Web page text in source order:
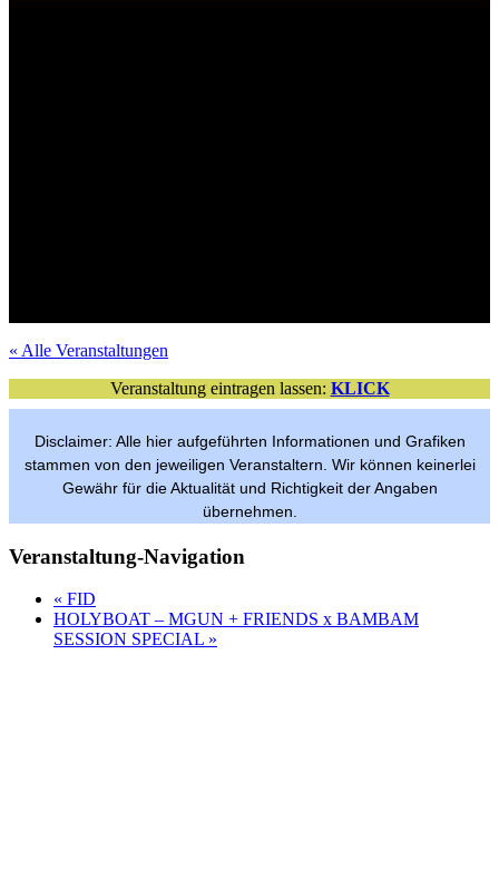
« Alle Veranstaltungen
Veranstaltung eintragen lassen: KLICK
Disclaimer: Alle hier aufgeführten Informationen und Grafiken
stammen von den jeweiligen Veranstaltern. Wir können keinerlei
Gewähr für die Aktualität und Richtigkeit der Angaben
übernehmen.
Veranstaltung-Navigation
« FID
HOLYBOAT – MGUN + FRIENDS x BAMBAM
SESSION SPECIAL »